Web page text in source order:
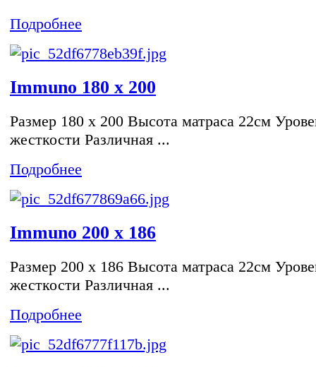
Подробнее
Immuno 180 x 200
Размер 180 x 200 Высота матраса 22см
жесткости Различная ...
Подробнее
Immuno 200 x 186
Размер 200 x 186 Высота матраса 22см
жесткости Различная ...
Подробнее